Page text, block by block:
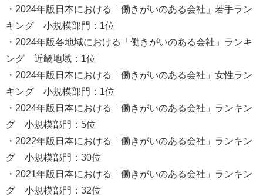
・2024年版日本における「働きがいのある会社」若手ラン
キング 小規模部門：1位
・2024年版各地域における「働きがいのある会社」ランキ
ング 近畿地域：1位
・2024年版日本における「働きがいのある会社」女性ラン
キング 小規模部門：1位
・2024年版日本における「働きがいのある会社」ランキン
グ 小規模部門：5位
・2022年版日本における「働きがいのある会社」ランキン
グ 小規模部門：30位
・2021年版日本における「働きがいのある会社」ランキン
グ 小規模部門：32位